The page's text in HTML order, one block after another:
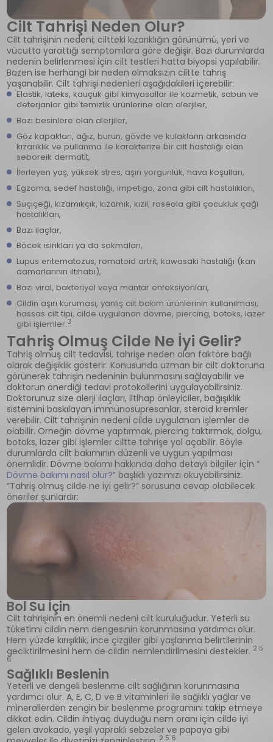
Cilt Tahrişi Neden Olur?
Cilt tahrişinin nedeni; ciltteki kızarıklığın görünümü, yeri ve
vücutta yarattığı semptomlara göre değişir. Bazı durumlarda
nedenin belirlenmesi için cilt testleri hatta biyopsi yapılabilir.
Bazen ise herhangi bir neden olmaksızın ciltte tahriş
yaşanabilir. Cilt tahrişi nedenleri aşağıdakileri içerebilir:
Elastik, lateks, kauçuk gibi kimyasallar ile kozmetik, sabun ve
deterjanlar gibi temizlik ürünlerine olan alerjiler,
Bazı besinlere olan alerjiler,
Göz kapakları, ağız, burun, gövde ve kulakların arkasında
kızarıklık ve pullanma ile karakterize bir cilt hastalığı olan
seboreik dermatit,
İlerleyen yaş, yüksek stres, aşırı yorgunluk, hava koşulları,
Egzama, sedef hastalığı, impetigo, zona gibi cilt hastalıkları,
Suçiçeği, kızamıkçık, kızamık, kızıl, roseola gibi çocukluk çağı
hastalıkları,
Bazı ilaçlar,
Böcek ısırıkları ya da sokmaları,
Lupus eritematozus, romatoid artrit, kawasaki hastalığı (kan
damarlarının iltihabı),
Bazı viral, bakteriyel veya mantar enfeksiyonları,
Cildin aşırı kuruması, yanlış cilt bakım ürünlerinin kullanılması,
hassas cilt tipi, cilde uygulanan dövme, piercing, botoks, lazer
gibi işlemler.3
Tahriş Olmuş Cilde Ne İyi Gelir?
Tahriş olmuş cilt tedavisi, tahrişe neden olan faktöre bağlı
olarak değişiklik gösterir. Konusunda uzman bir cilt doktoruna
görünerek tahrişin nedeninin bulunmasını sağlayabilir ve
doktorun önerdiği tedavi protokollerini uygulayabilirsiniz.
Doktorunuz size alerji ilaçları, iltihap önleyiciler, bağışıklık
sistemini baskılayan immünosüpresanlar, steroid kremler
verebilir. Cilt tahrişinin nedeni cilde uygulanan işlemler de
olabilir. Örneğin dövme yaptırmak, piercing taktırmak, dolgu,
botoks, lazer gibi işlemler ciltte tahrişe yol açabilir. Böyle
durumlarda cilt bakımının düzenli ve uygun yapılması
önemlidir. Dövme bakımı hakkında daha detaylı bilgiler için “
Dövme bakımı nasıl olur?” başlıklı yazımızı okuyabilirsiniz.
“Tahriş olmuş cilde ne iyi gelir?” sorusuna cevap olabilecek
öneriler şunlardır:
Bol Su İçin
Cilt tahrişinin en önemli nedeni cilt kuruluğudur. Yeterli su
tüketimi cildin nem dengesinin korunmasına yardımcı olur.
Hem yüzde kırışıklık, ince çizgiler gibi yaşlanma belirtilerinin
geciktirilmesini hem de cildin nemlendirilmesini destekler. 2 5
6
Sağlıklı Beslenin
Yeterli ve dengeli beslenme cilt sağlığının korunmasına
yardımcı olur. A, E, C, D ve B vitaminleri ile sağlıklı yağlar ve
minerallerden zengin bir beslenme programını takip etmeye
dikkat edin. Cildin ihtiyaç duyduğu nem oranı için cilde iyi
gelen avokado, yeşil yapraklı sebzeler ve papaya gibi
2 5 6